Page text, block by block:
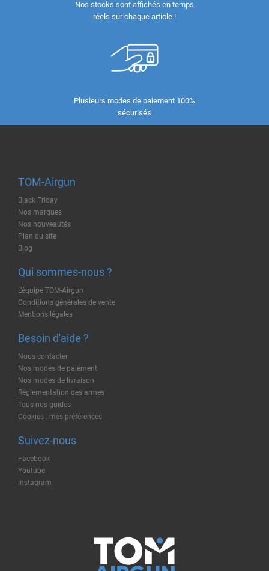
Nos stocks sont affichés en temps
réels sur chaque article !
Plusieurs modes de paiement 100%
sécurisés
TOM-Airgun
Black Friday
Nos marques
Nos nouveautés
Plan du site
Blog
Qui sommes-nous ?
L'équipe TOM-Airgun
Conditions générales de vente
Mentions légales
Besoin d'aide ?
Nous contacter
Nos modes de paiement
Nos modes de livraison
Règlementation des armes
Tous nos guides
Cookies : mes préférences
Suivez-nous
Facebook
Youtube
Instagram